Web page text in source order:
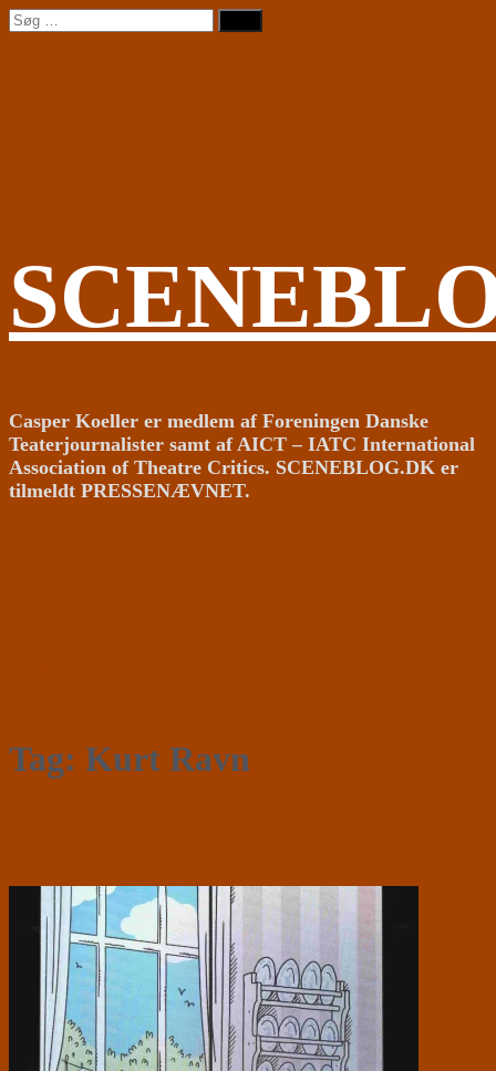
Videre
til
Søg
efter:
Casper Koeller er medlem af Foreningen Danske
Teaterjournalister samt af AICT – IATC International
Association of Theatre Critics. SCENEBLOG.DK er
tilmeldt PRESSENÆVNET.
Tag: Kurt Ravn